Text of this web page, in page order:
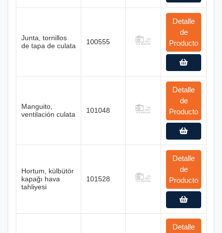
Junta, tornillos
de tapa de culata
100555
Detalle
de
Producto
Manguito,
ventilación culata
101048
Detalle
de
Producto
Hortum, külbütör
kapağı hava
tahliyesi
101528
Detalle
de
Producto
Detalle